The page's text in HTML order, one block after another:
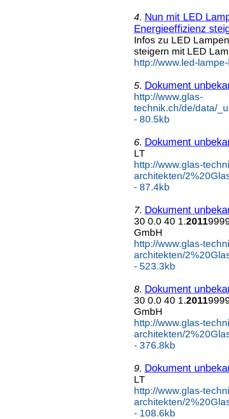
4. Nun mit LED
Energieeffizienz
Infos zu LED
steigern mit LED
http://www.led-
5. Dokument
http://www.glas-
technik.ch/de/data/
- 80.5kb
6. Dokument
LT
http://www.glas-
architekten/
- 87.4kb
7. Dokument
30 0.0 40 1.2011
GmbH
http://www.glas-
architekten/
- 523.3kb
8. Dokument
30 0.0 40 1.2011
GmbH
http://www.glas-
architekten/
- 376.8kb
9. Dokument
LT
http://www.glas-
architekten/
- 108.6kb